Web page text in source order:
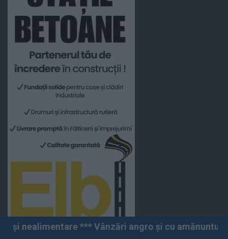
Vânzări angro și cu amănuntul *** Fălticeni ***